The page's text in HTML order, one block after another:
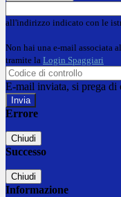
all'indirizzo indicato con le
Non hai una e-mail associata
tramite la Login Spaggiari
E-mail inviata, si prega di
Errore
Chiudi
Successo
Chiudi
Informazione